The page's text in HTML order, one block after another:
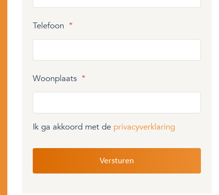
Telefoon *
Woonplaats *
Ik ga akkoord met de privacyverklaring